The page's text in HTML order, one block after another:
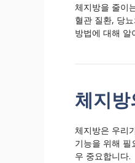
체지방을 줄이
혈관 질환, 당
방법에 대해 알
체지방
체지방은 우리
기능을 위해 필
우 중요합니다.